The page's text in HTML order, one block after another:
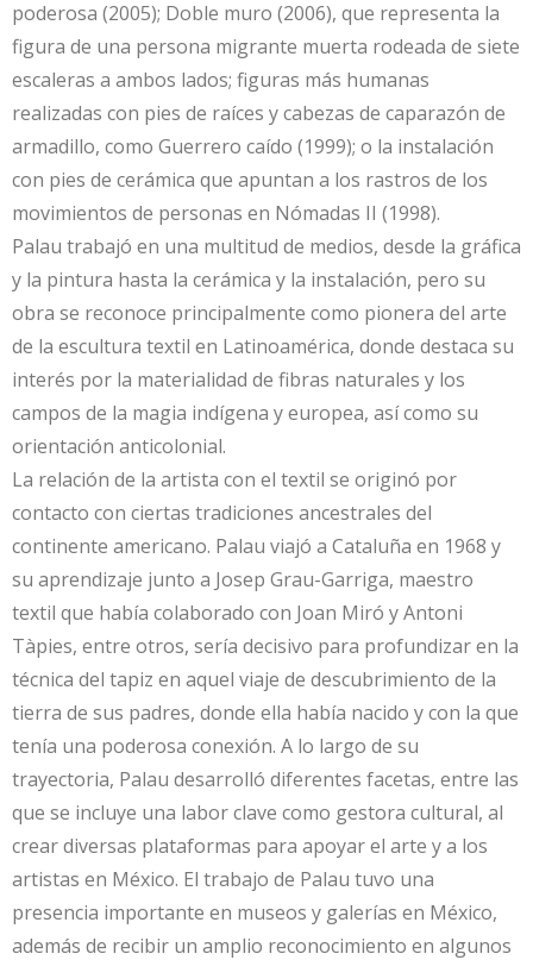
poderosa (2005); Doble muro (2006), que representa la
figura de una persona migrante muerta rodeada de siete
escaleras a ambos lados; figuras más humanas
realizadas con pies de raíces y cabezas de caparazón de
armadillo, como Guerrero caído (1999); o la instalación
con pies de cerámica que apuntan a los rastros de los
movimientos de personas en Nómadas II (1998).
Palau trabajó en una multitud de medios, desde la gráfica
y la pintura hasta la cerámica y la instalación, pero su
obra se reconoce principalmente como pionera del arte
de la escultura textil en Latinoamérica, donde destaca su
interés por la materialidad de fibras naturales y los
campos de la magia indígena y europea, así como su
orientación anticolonial.
La relación de la artista con el textil se originó por
contacto con ciertas tradiciones ancestrales del
continente americano. Palau viajó a Cataluña en 1968 y
su aprendizaje junto a Josep Grau-Garriga, maestro
textil que había colaborado con Joan Miró y Antoni
Tàpies, entre otros, sería decisivo para profundizar en la
técnica del tapiz en aquel viaje de descubrimiento de la
tierra de sus padres, donde ella había nacido y con la que
tenía una poderosa conexión. A lo largo de su
trayectoria, Palau desarrolló diferentes facetas, entre las
que se incluye una labor clave como gestora cultural, al
crear diversas plataformas para apoyar el arte y a los
artistas en México. El trabajo de Palau tuvo una
presencia importante en museos y galerías en México,
además de recibir un amplio reconocimiento en algunos